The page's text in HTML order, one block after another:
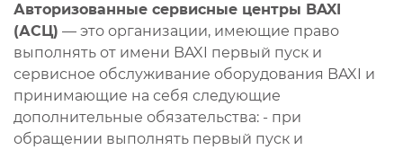
Авторизованные сервисные центры BAXI
(АСЦ) — это организации, имеющие право
выполнять от имени BAXI первый пуск и
сервисное обслуживание оборудования BAXI и
принимающие на себя следующие
дополнительные обязательства: - при
обращении выполнять первый пуск и